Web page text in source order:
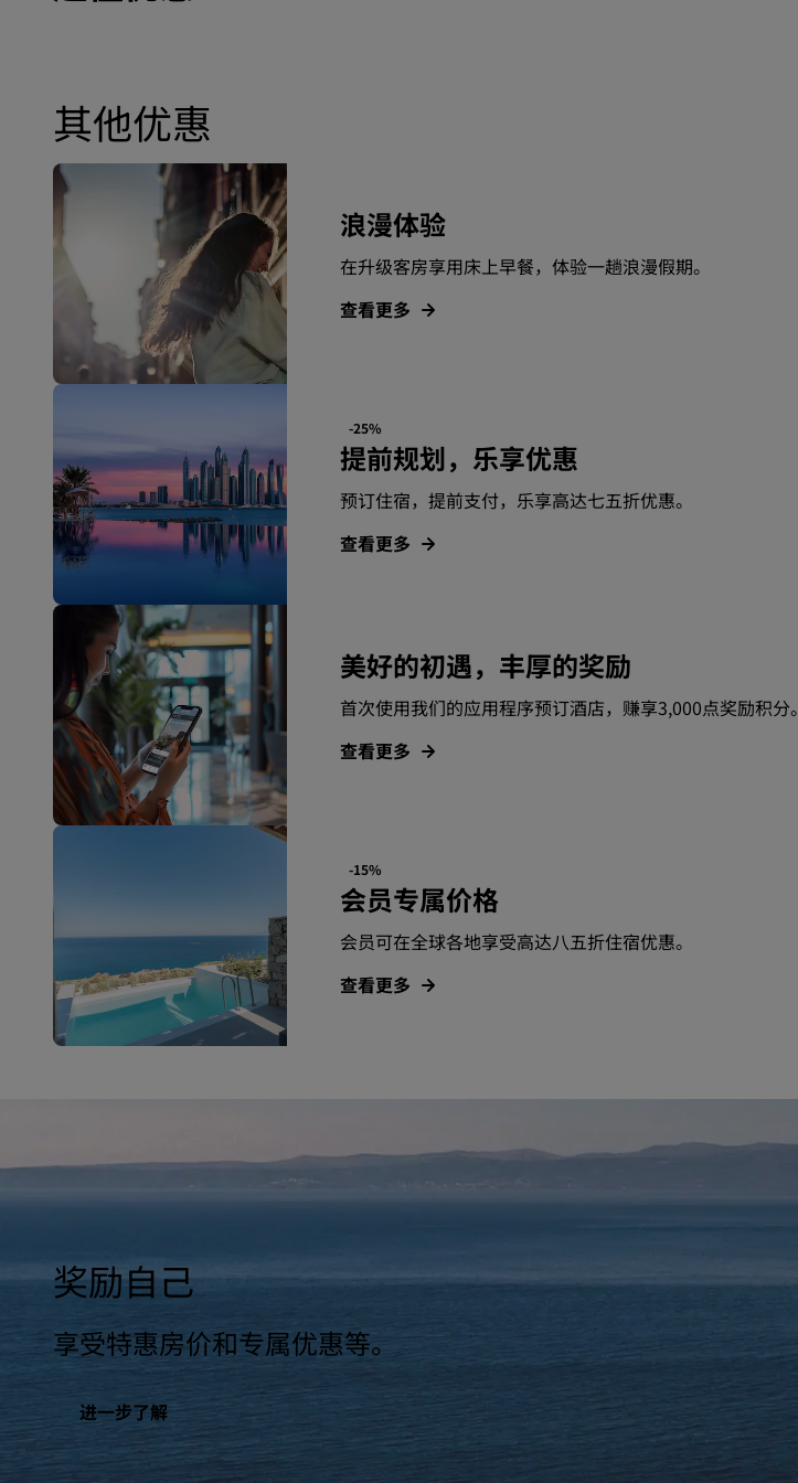
其他优惠
浪漫体验
在升级客房享用床上早餐，体验一趟浪漫假期。
查看更多
-25%
提前规划，乐享优惠
预订住宿，提前支付，乐享高达七五折优惠。
查看更多
美好的初遇，丰厚的奖励
首次使用我们的应用程序预订酒店，赚享3,000点奖励积分。
查看更多
-15%
会员专属价格
会员可在全球各地享受高达八五折住宿优惠。
查看更多
奖励自己
享受特惠房价和专属优惠等。
进一步了解